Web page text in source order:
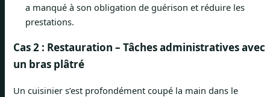
a manqué à son obligation de guérison et réduire les
prestations.
Cas 2 : Restauration – Tâches administratives avec
un bras plâtré
Un cuisinier s’est profondément coupé la main dans le